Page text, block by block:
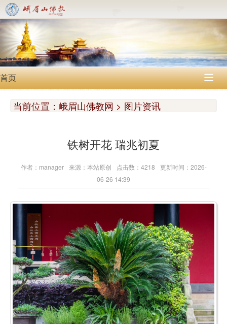
首页 
当前位置： 峨眉山佛教网 > 图片资讯
铁树开花 瑞兆初夏
作者：manager 来源：本站原创 点击数：4218
更新时间：2026-
06-26 14:39